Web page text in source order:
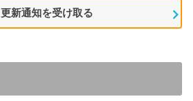
更新通知を受け取る